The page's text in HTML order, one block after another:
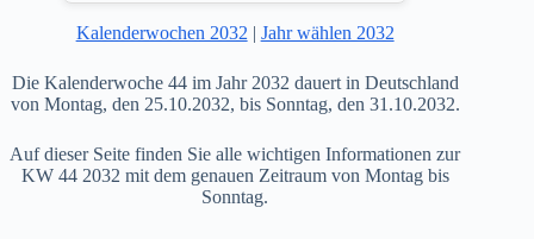
Kalenderwochen 2032 | Jahr wählen 2032
Die Kalenderwoche 44 im Jahr 2032 dauert in Deutschland
von Montag, den 25.10.2032, bis Sonntag, den 31.10.2032.
Auf dieser Seite finden Sie alle wichtigen Informationen zur
KW 44 2032 mit dem genauen Zeitraum von Montag bis
Sonntag.